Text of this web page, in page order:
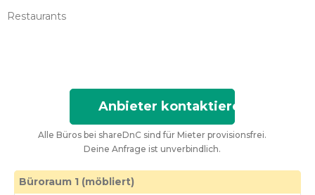
Restaurants
Anbieter kontaktieren
Alle Büros bei shareDnC sind für Mieter provisionsfrei.
Deine Anfrage ist unverbindlich.
Büroraum 1 (möbliert)